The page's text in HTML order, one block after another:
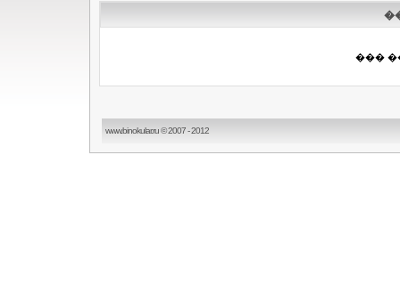
���
www.binokular.ru © 2007 - 2012